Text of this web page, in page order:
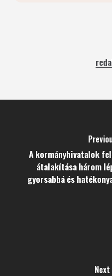
A kormányhivatalok
átalakítása három
gyorsabbá és